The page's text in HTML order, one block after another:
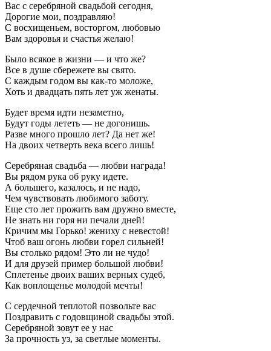
Вас с серебряной свадьбой сегодня,
Дорогие мои, поздравляю!
С восхищеньем, восторгом, любовью
Вам здоровья и счастья желаю!
Было всякое в жизни — и что же?
Все в душе сбережете вы свято.
С каждым годом вы как-то моложе,
Хоть и двадцать пять лет уж женаты.
Будет время идти незаметно,
Будут годы лететь — не догонишь.
Разве много прошло лет? Да нет же!
На двоих четверть века всего лишь!
Серебряная свадьба — любви награда!
Вы рядом рука об руку идете.
А большего, казалось, и не надо,
Чем чувствовать любимого заботу.
Еще сто лет прожить вам дружно вместе,
Не знать ни горя ни печали дней!
Кричим мы Горько! жениху с невестой!
Чтоб ваш огонь любви горел сильней!
Вы столько рядом! Это ли не чудо!
И для друзей пример большой любви!
Сплетенье двоих ваших верных судеб,
Как воплощенье молодой мечты!
С сердечной теплотой позвольте вас
Поздравить с годовщиной свадьбы этой.
Серебряной зовут ее у нас
За прочность уз, за светлые моменты.